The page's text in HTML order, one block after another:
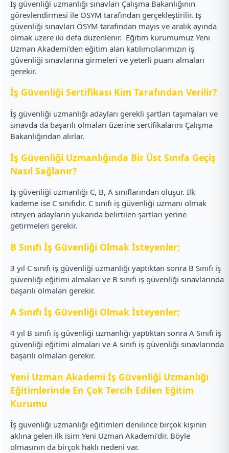
İş güvenliği uzmanlığı sınavları Çalışma Bakanlığının
görevlendirmesi ile ÖSYM tarafından gerçekleştirilir. İş
güvenliği sınavları ÖSYM tarafından mayıs ve aralık ayında
olmak üzere iki defa düzenlenir. Eğitim kurumumuz Yeni
Uzman Akademi’den eğitim alan katılımcılarımızın iş
güvenliği sınavlarına girmeleri ve yeterli puanı almaları
gerekir.
İş Güvenliği Sertifikası Kim Tarafından Verilir?
İş güvenliği uzmanlığı adayları gerekli şartları taşımaları ve
sınavda da başarılı olmaları üzerine sertifikalarını Çalışma
Bakanlığından alırlar.
İş Güvenliği Uzmanlığında Bir Üst Sınıfa Geçiş
Nasıl Sağlanır?
İş güvenliği uzmanlığı C, B, A sınıflarından oluşur. İlk
kademe ise C sınıfıdır. C sınıfı iş güvenliği uzmanı olmak
isteyen adayların yukarıda belirtilen şartları yerine
getirmeleri gerekir.
B Sınıfı İş Güvenliği Olmak İsteyenler;
3 yıl C sınıfı iş güvenliği uzmanlığı yaptıktan sonra B Sınıfı iş
güvenliği eğitimi almaları ve B sınıfı iş güvenliği sınavlarında
başarılı olmaları gerekir.
A Sınıfı İş Güvenliği Olmak İsteyenler;
4 yıl B sınıfı iş güvenliği uzmanlığı yaptıktan sonra A Sınıfı iş
güvenliği eğitimi almaları ve A sınıfı iş güvenliği sınavlarında
başarılı olmaları gerekir.
Yeni Uzman Akademi İş Güvenliği Uzmanlığı
Eğitimlerinde En Çok Tercih Edilen Eğitim
Kurumu
İş güvenliği uzmanlığı eğitimleri denilince birçok kişinin
aklına gelen ilk isim Yeni Uzman Akademi’dir. Böyle
olmasının da birçok haklı nedeni var.